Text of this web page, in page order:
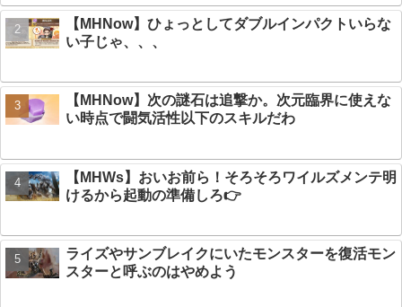
【MHNow】ひょっとしてダブルインパクトいらな
い子じゃ、、、
【MHNow】次の謎石は追撃か。次元臨界に使えな
い時点で闘気活性以下のスキルだわ
【MHWs】おいお前ら！そろそろワイルズメンテ明
けるから起動の準備しろ👉
ライズやサンブレイクにいたモンスターを復活モン
スターと呼ぶのはやめよう